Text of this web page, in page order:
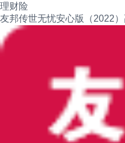
理财险
友邦传世无忧安心版（2022